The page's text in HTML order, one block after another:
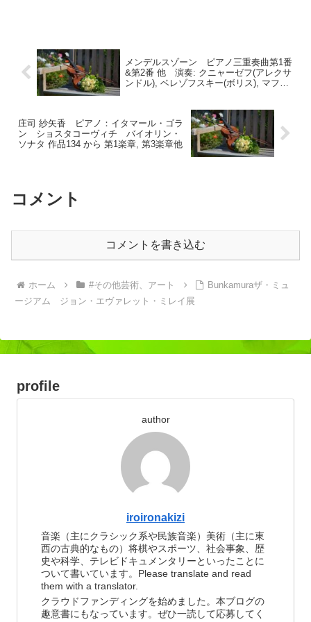
メンデルスゾーン ピアノ三重奏曲第1番
&第2番 他 演奏: クニャーゼフ(アレクサ
ンドル), ベレゾフスキー(ボリス), マフチ
庄司 紗矢香 ピアノ：イタマール・ゴラ
ン ショスタコーヴィチ バイオリン・
ソナタ 作品134 から 第1楽章, 第3楽章他
コメント
コメントを書き込む
ホーム #その他芸術、アート
Bunkamuraザ・ミュ
ージアム ジョン・エヴァレット・ミレイ展
profile
author
iroironakizi
音楽（主にクラシック系や民族音楽）美術（主に東
西の古典的なもの）将棋やスポーツ、社会事象、歴
史や科学、テレビドキュメンタリーといったことに
ついて書いています。Please translate and read
them with a translator.
クラウドファンディングを始めました。本ブログの
趣意書にもなっています。ぜひ一読して応募してく